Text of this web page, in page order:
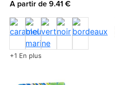
A partir de 9.41 €
+1 En plus